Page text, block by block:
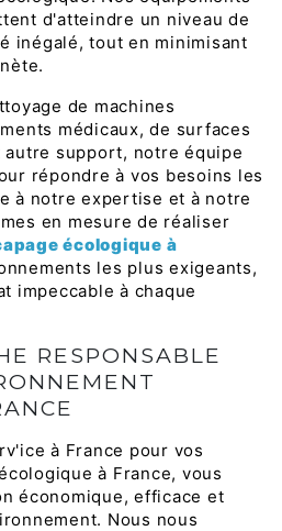
d'atteindre un niveau de
inégalé, tout en minimisant
de machines
médicaux, de surfaces
support, notre équipe
répondre à vos besoins les
à notre expertise et à notre
en mesure de réaliser
écologique à
les plus exigeants,
impeccable à chaque
RESPONSABLE
à France pour vos
à France, vous
économique, efficace et
Nous nous